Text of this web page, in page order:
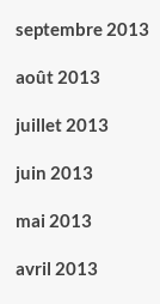
septembre 2013
août 2013
juillet 2013
juin 2013
mai 2013
avril 2013